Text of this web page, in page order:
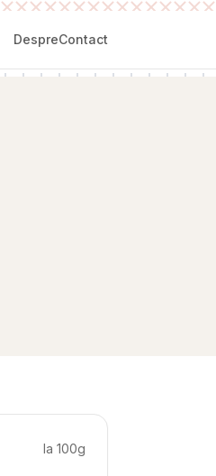
DespreContact
la 100g